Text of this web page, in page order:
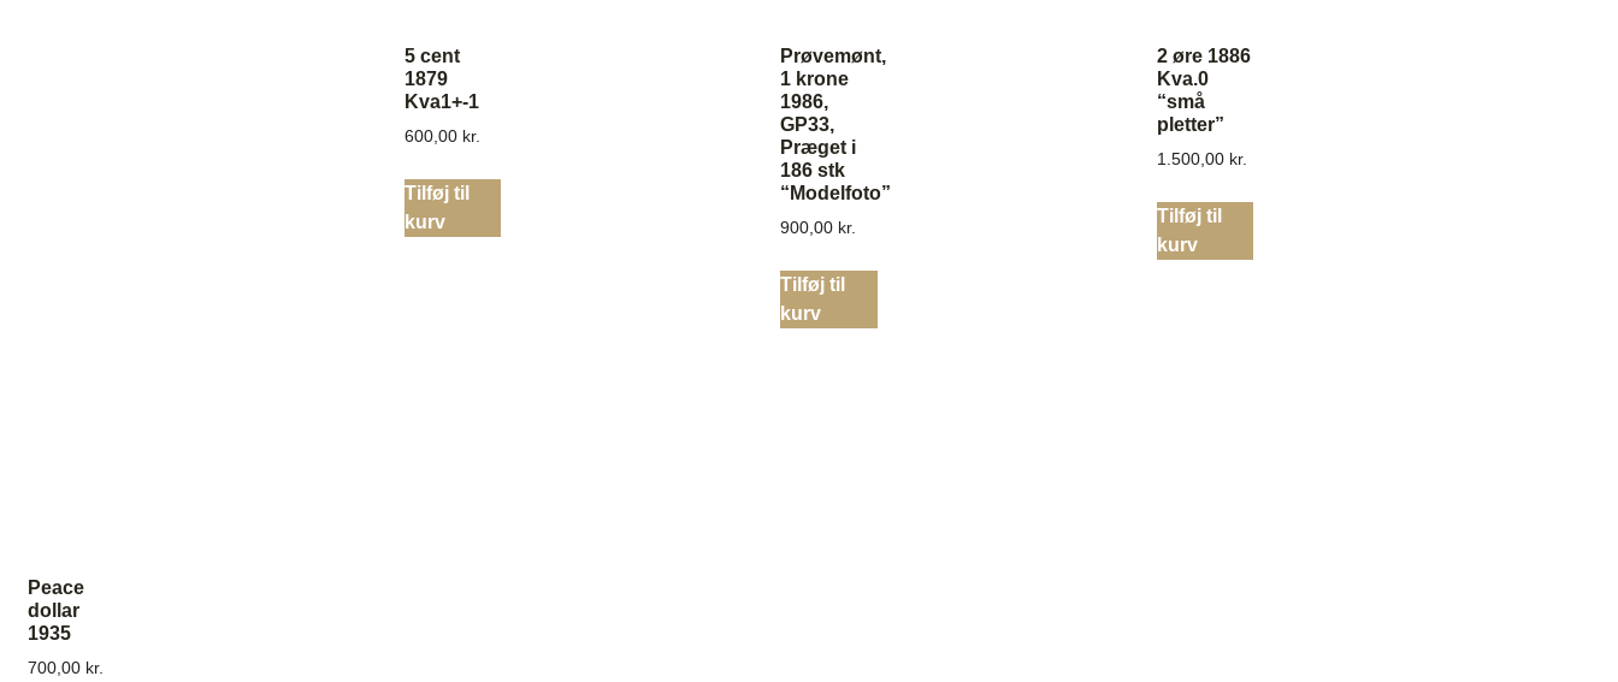
5 cent
1879
Kva1+-1
600,00 kr.
Tilføj til
kurv
Prøvemønt,
1 krone
1986,
GP33,
Præget i
186 stk
“Modelfoto”
900,00 kr.
Tilføj til
kurv
2 øre 1886
Kva.0
“små
pletter”
1.500,00 kr.
Tilføj til
kurv
Peace
dollar
1935
700,00 kr.